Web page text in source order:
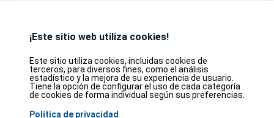
2026© tesweb SA,bexxo Cyber Security
Database
Partners
GDPR Contact Purchase
La información presentada en CVE Find proviene de varias fuentes de
¡Este sitio web utiliza cookies!
Este sitio utiliza cookies, incluidas cookies de
terceros, para diversos fines, como el análisis
estadístico y la mejora de su experiencia de usuario.
Tiene la opción de configurar el uso de cada categoría
de cookies de forma individual según sus preferencias.
Política de privacidad